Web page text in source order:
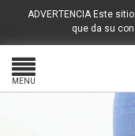
ADVERTENCIA Este
que da su
MENU